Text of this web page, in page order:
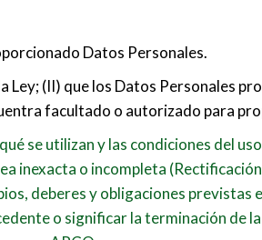
Datos Personales.
Ley; (II) que los Datos Personales
facultado o autorizado para
se utilizan y las condiciones del
inexacta o incompleta
deberes y obligaciones previstas
o significar la terminación de